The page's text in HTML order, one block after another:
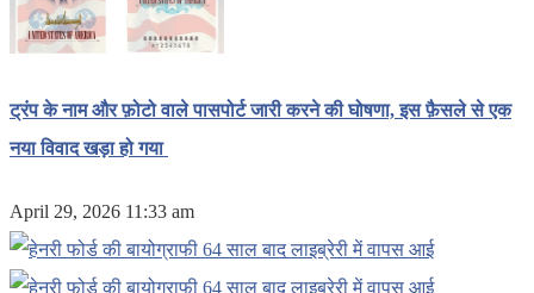
ट्रंप के नाम और फ़ोटो वाले पासपोर्ट जारी करने की घोषणा, इस फ़ैसले से एक
नया विवाद खड़ा हो गया
April 29, 2026 11:33 am